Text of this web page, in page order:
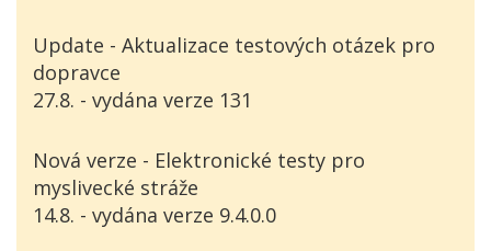
Update - Aktualizace testových otázek pro
dopravce
27.8. - vydána verze 131
Nová verze - Elektronické testy pro
myslivecké stráže
14.8. - vydána verze 9.4.0.0